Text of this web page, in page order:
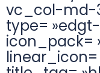
vc_col-md-
type=
icon_pack=